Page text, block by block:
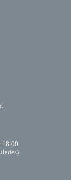
18:00